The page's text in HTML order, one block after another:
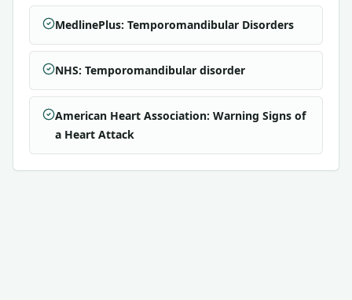
MedlinePlus: Temporomandibular Disorders
NHS: Temporomandibular disorder
American Heart Association: Warning Signs of
a Heart Attack